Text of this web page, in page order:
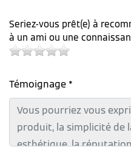
Seriez-vous prêt(e) à
à un ami ou une
Témoignage *